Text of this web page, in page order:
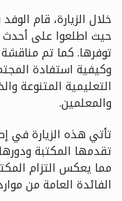
خلال الزيارة، قام
حيث اطلعوا على أحدث
توفرها. كما تم
وكيفية استفادة
التعليمية المتنوعة
والمعلمين.
تأتي هذه الزيارة في
تقدمها المكتبة
مما يعكس التزام
الفائدة العامة من